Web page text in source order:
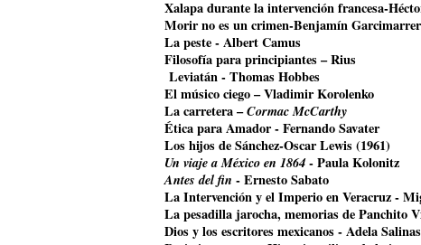
Xalapa durante la intervención francesa-
Morir no es un crimen-Benjamín
La peste - Albert Camus
Filosofía para principiantes – Rius
Leviatán - Thomas Hobbes
El músico ciego – Vladimir Korolenko
La carretera –Cormac McCarthy
Ética para Amador - Fernando Savater
Los hijos de Sánchez-Oscar Lewis (1961)
Un viaje a México en 1864- Paula Kolonitz
Antes del fin - Ernesto Sabato
La Intervención y el Imperio en Veracruz -
La pesadilla jarocha, memorias de Panchito
Dios y los escritores mexicanos - Adela Salinas